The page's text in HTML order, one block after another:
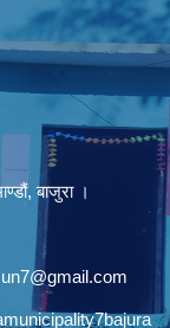
बाजुरा ।